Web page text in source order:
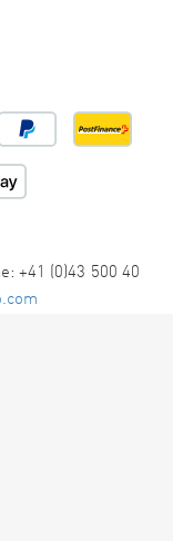
+41 (0)43 500 40